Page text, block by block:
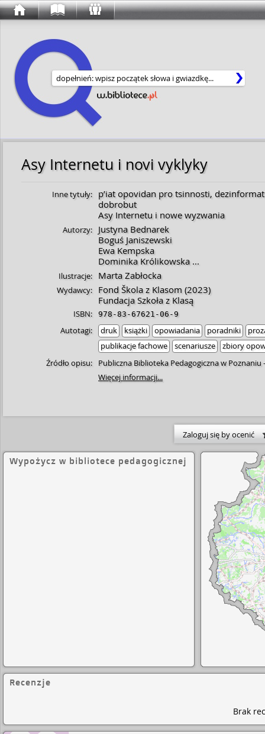
Wyszukaj w serwisie
Asy Internetu i novi vyklyky
Inne tytuły:
p’iat opovidan pro tsinnosti,
dobrobut
Asy Internetu i nowe wyzwania
Autorzy:
Justyna Bednarek
Boguś Janiszewski
Ewa Kempska
Dominika Królikowska...
Ilustracje: Marta Zabłocka
Wydawcy: Fond Škola z Klasom (2023)
Fundacja Szkoła z Klasą
ISBN: 978-83-67621-06-9
Autotagi: druk książki opowiadania poradniki
publikacje fachowe
scenariusze
zbiory
Źródło opisu:
Publiczna Biblioteka Pedagogiczna w Poznaniu
Więcej informacji...
Zaloguj się by ocenić
Wypożycz w bibliotece pedagogicznej
Recenzje
Brak